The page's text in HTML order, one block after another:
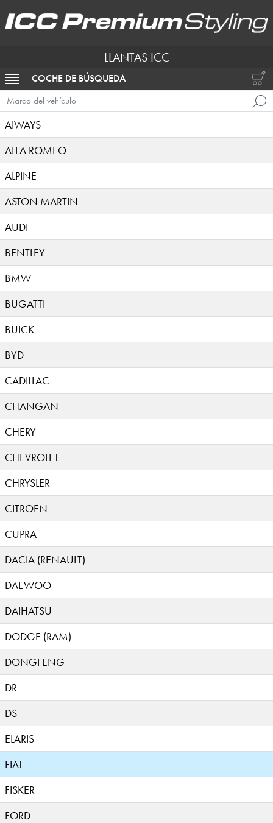
LLANTAS ICC
ACTIVAR NAVEGACIÓN
COCHE DE BÚSQUEDA
Marca del vehículo
AIWAYS
ALFA ROMEO
ALPINE
ASTON MARTIN
AUDI
BENTLEY
BMW
BUGATTI
BUICK
BYD
CADILLAC
CHANGAN
CHERY
CHEVROLET
CHRYSLER
CITROEN
CUPRA
DACIA (RENAULT)
DAEWOO
DAIHATSU
DODGE (RAM)
DONGFENG
DR
DS
ELARIS
FIAT
FISKER
FORD